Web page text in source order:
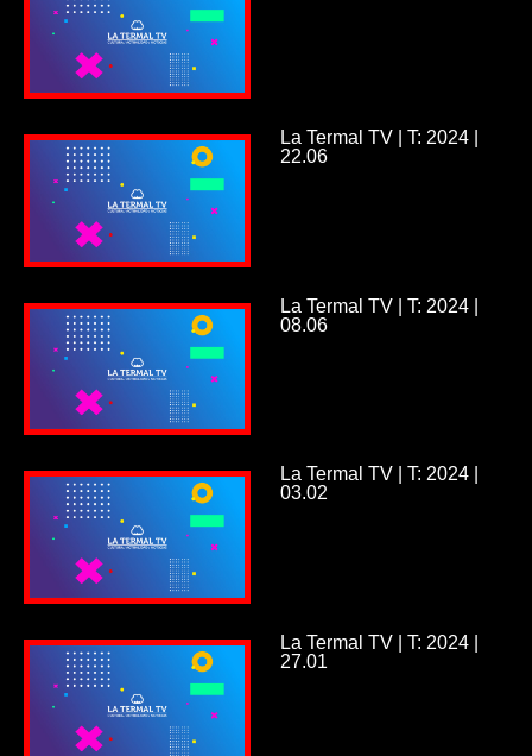
La Termal TV | T: 2024 |
22.06
La Termal TV | T: 2024 |
08.06
La Termal TV | T: 2024 |
03.02
La Termal TV | T: 2024 |
27.01